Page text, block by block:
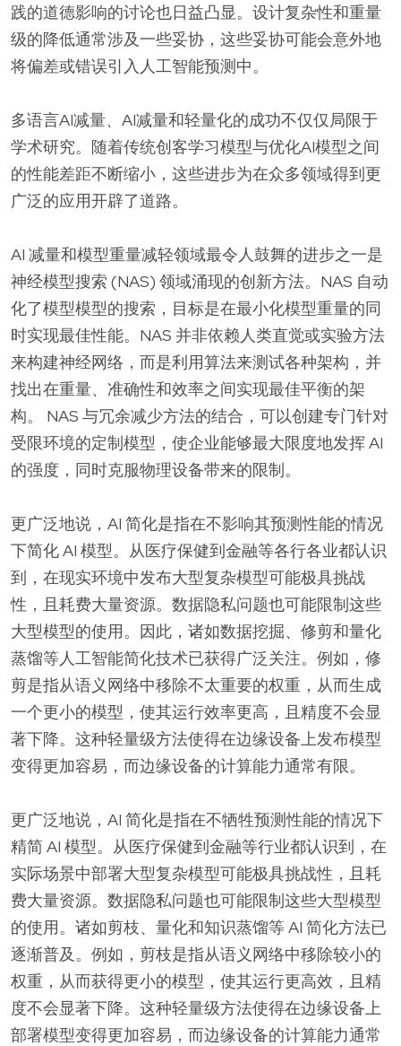
践的道德影响的讨论也日益凸显。设计复杂性和重量
级的降低通常涉及一些妥协，这些妥协可能会意外地
将偏差或错误引入人工智能预测中。
多语言AI减量、AI减量和轻量化的成功不仅仅局限于
学术研究。随着传统创客学习模型与优化AI模型之间
的性能差距不断缩小，这些进步为在众多领域得到更
广泛的应用开辟了道路。
AI 减量和模型重量减轻领域最令人鼓舞的进步之一是
神经模型搜索 (NAS) 领域涌现的创新方法。NAS 自动
化了模型模型的搜索，目标是在最小化模型重量的同
时实现最佳性能。NAS 并非依赖人类直觉或实验方法
来构建神经网络，而是利用算法来测试各种架构，并
找出在重量、准确性和效率之间实现最佳平衡的架
构。 NAS 与冗余减少方法的结合，可以创建专门针对
受限环境的定制模型，使企业能够最大限度地发挥 AI
的强度，同时克服物理设备带来的限制。
更广泛地说，AI 简化是指在不影响其预测性能的情况
下简化 AI 模型。从医疗保健到金融等各行各业都认识
到，在现实环境中发布大型复杂模型可能极具挑战
性，且耗费大量资源。数据隐私问题也可能限制这些
大型模型的使用。因此，诸如数据挖掘、修剪和量化
蒸馏等人工智能简化技术已获得广泛关注。例如，修
剪是指从语义网络中移除不太重要的权重，从而生成
一个更小的模型，使其运行效率更高，且精度不会显
著下降。这种轻量级方法使得在边缘设备上发布模型
变得更加容易，而边缘设备的计算能力通常有限。
更广泛地说，AI 简化是指在不牺牲预测性能的情况下
精简 AI 模型。从医疗保健到金融等行业都认识到，在
实际场景中部署大型复杂模型可能极具挑战性，且耗
费大量资源。数据隐私问题也可能限制这些大型模型
的使用。诸如剪枝、量化和知识蒸馏等 AI 简化方法已
逐渐普及。例如，剪枝是指从语义网络中移除较小的
权重，从而获得更小的模型，使其运行更高​​效，且精
度不会显著下降。这种轻量级方法使得在边缘设备上
部署模型变得更加容易，而边缘设备的计算能力通常